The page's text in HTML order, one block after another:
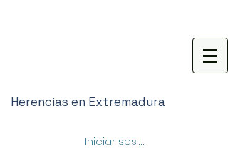
Herencias en Extremadura
Iniciar sesión